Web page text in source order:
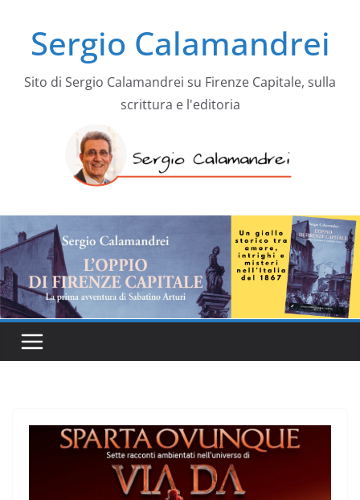
contenutoSergio Calamandrei
Sito di Sergio Calamandrei su Firenze Capitale, sulla
scrittura e l'editoria